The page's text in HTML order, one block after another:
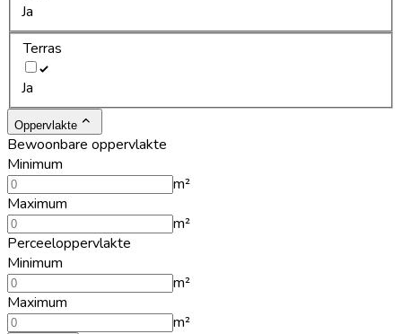
Ja
Terras
Ja
Oppervlakte
Bewoonbare oppervlakte
Minimum
m²
Maximum
m²
Perceeloppervlakte
Minimum
m²
Maximum
m²